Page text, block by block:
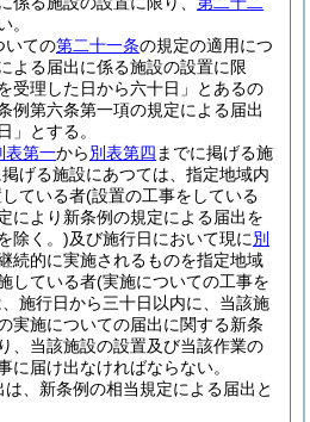
。
いての第二十一条の規定の適用につ
よる届出に係る施設の設置に限
受理した日から六十日」とあるの
例第六条第一項の規定による届出
」とする。
表第一から別表第四 までに掲げる施
掲げる施設にあつては、指定地域内
ている者(設置の工事をしている
により新条例の規定による届出を
除く。)及び施行日において現に別
続的に実施されるものを指定地域
している者(実施についての工事を
、施行日から三十日以内に、当該施
実施についての届出に関する新条
、当該施設の設置及び当該作業の
に届け出なければならない。
、新条例の相当規定による届出と